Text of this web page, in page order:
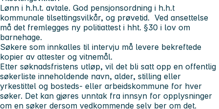
Lønn i h.h.t. avtale. God pensjonsordning i h.h.t
kommunale tilsettingsvilkår, og prøvetid. Ved ansettelse
må det fremlegges ny politiattest i hht. §30 i lov om
barnehage.
Søkere som innkalles til intervju må levere bekreftede
kopier av attester og vitnemål.
Etter søknadsfristens utløp, vil det bli satt opp en offentlig
søkerliste inneholdende navn, alder, stilling eller
yrkestittel og bosteds- eller arbeidskommune for hver
søker. Det kan gjøres unntak fra innsyn for opplysninger
om en søker dersom vedkommende selv ber om det.